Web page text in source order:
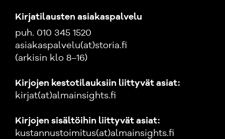
Kirjatilausten asiakaspalvelu
puh. 010 345 1520
asiakaspalvelu(at)storia.fi
(arkisin klo 8–16)
Kirjojen kestotilauksiin liittyvät asiat:
kirjat(at)almainsights.fi
Kirjojen sisältöihin liittyvät asiat:
kustannustoimitus(at)almainsights.fi